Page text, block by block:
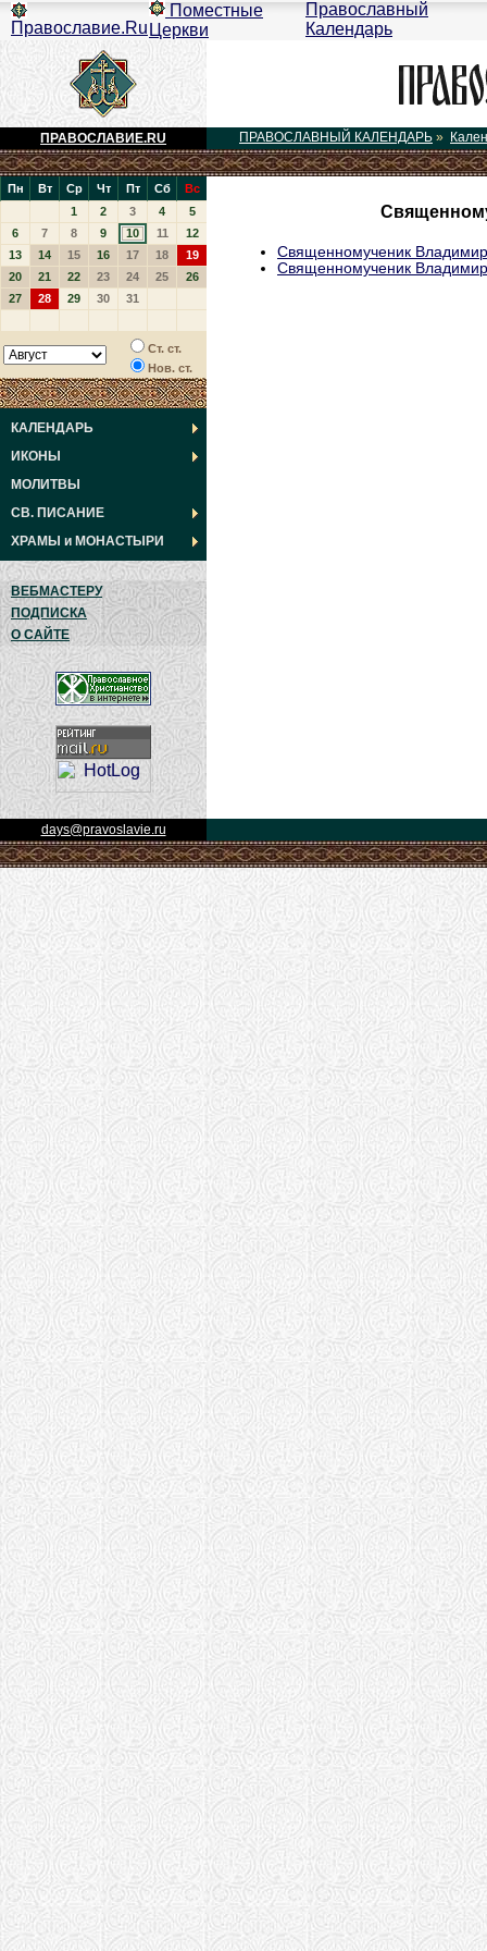
Православие.Ru
Поместные
Церкви
Православный
Календарь
ПРАВОСЛАВИЕ.RU ПРАВОСЛАВНЫЙ КАЛЕНДАРЬ »
Пн Вт Ср Чт Пт Сб
Вс
1
2 3 4
5
6
7 8 9 10 11
12
13
14 15 16 17 18
19
20
21 22 23 24 25
26
27
28 29 30 31
Ст. ст.
Нов. ст.
КАЛЕНДАРЬ
ИКОНЫ
МОЛИТВЫ
СВ. ПИСАНИЕ
ХРАМЫ и МОНАСТЫРИ
ВЕБМАСТЕРУ
ПОДПИСКА
О САЙТЕ
Священномученик
Священномученик
days@pravoslavie.ru